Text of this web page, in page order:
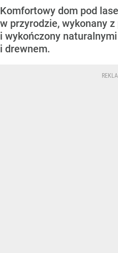
Komfortowy dom pod
w przyrodzie, wykonany
i wykończony
i drewnem.